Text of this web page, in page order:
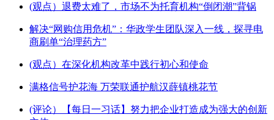
(观点）退费太难了，市场不为托育机构“倒闭潮”背锅
解决“网购信用危机”：华政学生团队深入一线，探寻电
商刷单“治理药方”
(观点）在深化机构改革中践行初心和使命
满格信号护花海 万荣联通护航汉薛镇桃花节
(评论）【每日一习话】努力把企业打造成为强大的创新